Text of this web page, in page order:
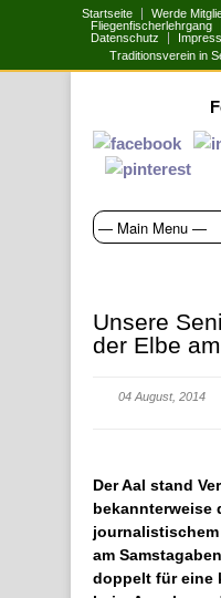
Startseite Werde
Fliegenfischerlehrgang
Datenschutz
Traditionsverein in
Unsere
der Elbe
04 August, 2014
Der Aal stand
bekannterweise
am
doppelt für eine